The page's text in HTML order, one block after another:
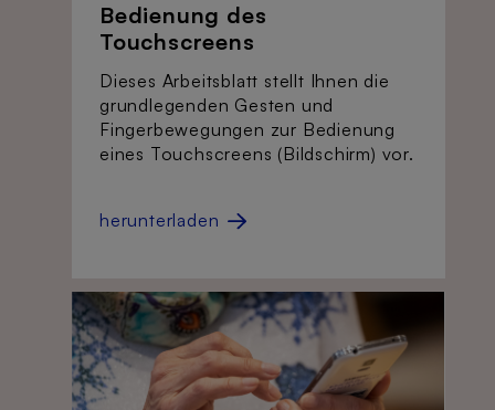
Bedienung des
Touchscreens
Dieses Arbeitsblatt stellt Ihnen die
grundlegenden Gesten und
Fingerbewegungen zur Bedienung
eines Touchscreens (Bildschirm) vor.
herunterladen